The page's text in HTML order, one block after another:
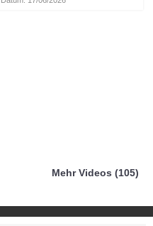
Mehr Videos (105)